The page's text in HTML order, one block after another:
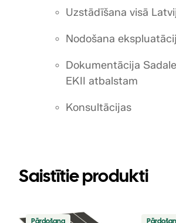
Uzstādīšana visā
Nodošana
Dokumentācija
EKII atbalstam
Konsultācijas
Saistītie produkti
Precei